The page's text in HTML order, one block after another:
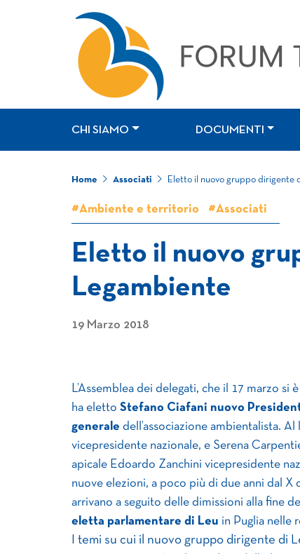
CHI SIAMO DOCUMENTI
Home Associati Eletto il nuovo gruppo dirigente
#Ambiente e territorio #Associati
Eletto il nuovo
Legambiente
19 Marzo 2018
L’Assemblea dei delegati, che il 17 marzo
ha eletto Stefano Ciafani nuovo
generale dell’associazione ambientalista.
vicepresidente nazionale, e Serena
apicale Edoardo Zanchini vicepresidente
nuove elezioni, a poco più di due anni dal X
arrivano a seguito delle dimissioni alla fine
eletta parlamentare di Leu in Puglia nelle
I temi su cui il nuovo gruppo dirigente di